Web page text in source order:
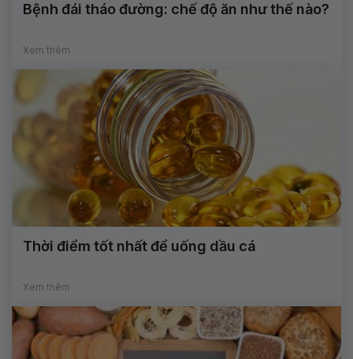
Bệnh đái tháo đường: chế độ ăn như thế nào?
Xem thêm
Thời điểm tốt nhất để uống dầu cá
Xem thêm